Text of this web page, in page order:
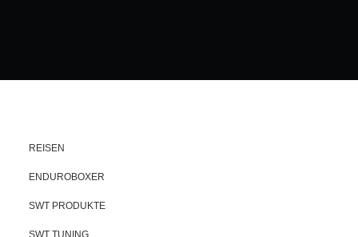
REISEN
ENDUROBOXER
SWT PRODUKTE
SWT TUNING